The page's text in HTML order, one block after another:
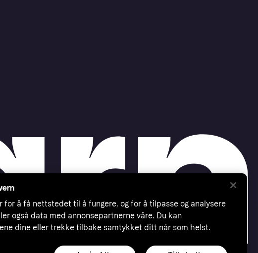
å få nettstedet til å fungere, og for å tilpasse og analysere
også data med annonsepartnerne våre. Du kan
dine eller trekke tilbake samtykket ditt når som helst.